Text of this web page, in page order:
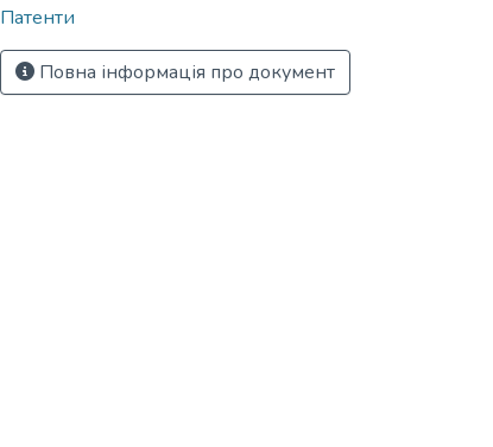
Патенти
Повна інформація про документ